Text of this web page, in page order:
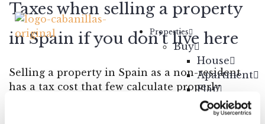
Properties
Buy
House
Apartment
Flat
Rustic
House
Taxes when selling a property
in Spain if you don’t live here
Selling a property in Spain as a non-resident
has a tax cost that few calculate properly
before signing. In some cases that cost is zero,
because there is an exemption that eliminates